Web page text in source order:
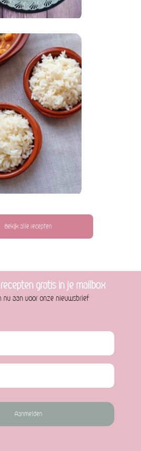
gratis in je mailbox
nu aan voor onze nieuwsbrief
Aanmelden
Bekijk alle recepten